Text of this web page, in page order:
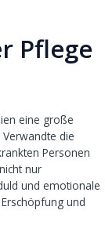
Pflege
eine große
die
Personen
nur
und emotionale
und